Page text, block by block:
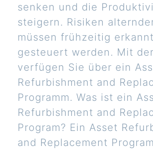
senken und die
steigern. Risiken
müssen frühzeitig
gesteuert werden. Mit
verfügen Sie über ein
Refurbishment and
Programm. Was ist ein
Refurbishment and
Program? Ein Asset
and Replacement